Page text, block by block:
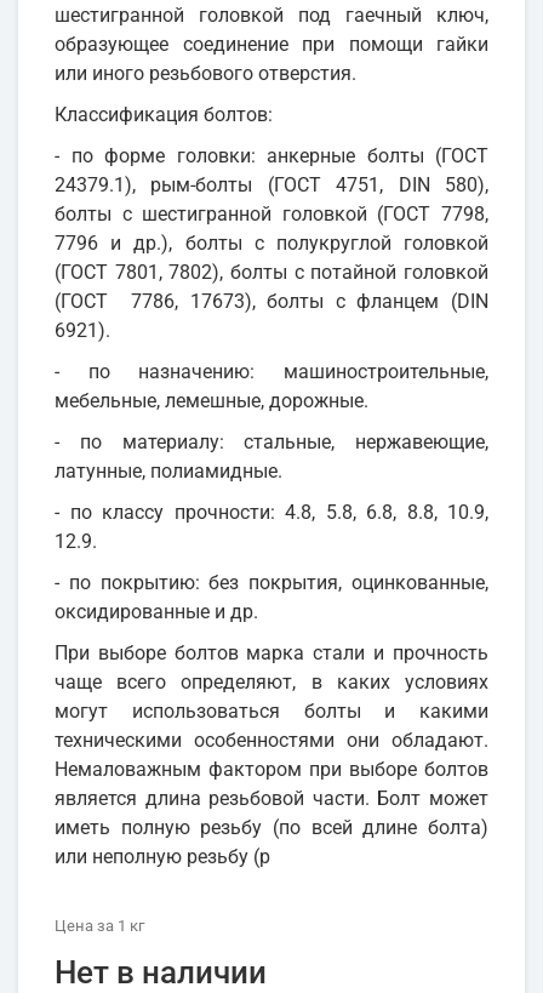
шестигранной головкой под гаечный ключ,
образующее соединение при помощи гайки
или иного резьбового отверстия.
Классификация болтов:
- по форме головки: анкерные болты (ГОСТ
24379.1), рым-болты (ГОСТ 4751, DIN 580),
болты с шестигранной головкой (ГОСТ 7798,
7796 и др.), болты с полукруглой головкой
(ГОСТ 7801, 7802), болты с потайной головкой
(ГОСТ 7786, 17673), болты с фланцем (DIN
6921).
- по назначению: машиностроительные,
мебельные, лемешные, дорожные.
- по материалу: стальные, нержавеющие,
латунные, полиамидные.
- по классу прочности: 4.8, 5.8, 6.8, 8.8, 10.9,
12.9.
- по покрытию: без покрытия, оцинкованные,
оксидированные и др.
При выборе болтов марка стали и прочность
чаще всего определяют, в каких условиях
могут использоваться болты и какими
техническими особенностями они обладают.
Немаловажным фактором при выборе болтов
является длина резьбовой части. Болт может
иметь полную резьбу (по всей длине болта)
или неполную резьбу (р
Цена за 1 кг
Нет в наличии